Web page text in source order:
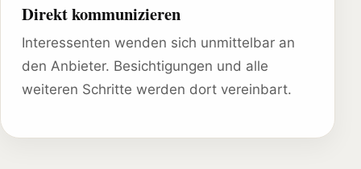
Direkt kommunizieren
Interessenten wenden sich unmittelbar an
den Anbieter. Besichtigungen und alle
weiteren Schritte werden dort vereinbart.